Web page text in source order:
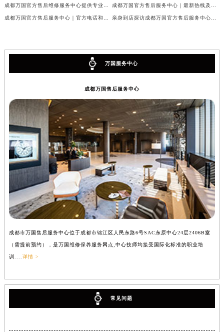
万国服务中心
成都万国售后服务中心
成都市万国售后服务中心位于成都市锦江区人民东路6号SAC东原中心24层2406B室
（需提前预约），是万国维修保养服务网点,中心技师均接受国际化标准的职业培
训.... 详情 >
常见问题